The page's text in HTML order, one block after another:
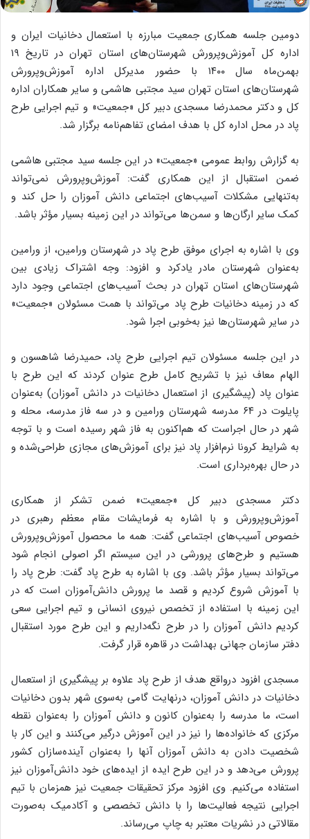
دومین جلسه همکاری‌ جمعیت مبارزه با استعمال دخانیات ایران و
اداره کل آموزش‌وپرورش شهرستان‌های استان تهران در تاریخ ۱۹
بهمن‌ماه سال ۱۴۰۰ با حضور مدیرکل اداره آموزش‌وپرورش
شهرستان‌های استان تهران سید مجتبی هاشمی و سایر همکاران اداره
کل و دکتر محمدرضا مسجدی دبیر کل «جمعیت» و تیم اجرایی طرح
پاد در محل اداره کل با هدف امضای تفاهم‌نامه برگزار شد.
به گزارش روابط عمومی «جمعیت» در این جلسه سید مجتبی هاشمی
ضمن استقبال از این همکاری گفت: آموزش‌وپرورش نمی‌تواند
به‌تنهایی مشکلات آسیب‌های اجتماعی دانش آموزان را حل کند و
کمک سایر ارگان‌ها و سمن‌ها می‌تواند در این زمینه بسیار مؤثر باشد.
وی با اشاره به اجرای موفق طرح پاد در شهرستان ورامین، از ورامین
به‌عنوان شهرستان مادر یادکرد و افزود: وجه اشتراک زیادی بین
شهرستان‌های استان تهران در بحث آسیب‌های اجتماعی وجود دارد
که در زمینه دخانیات طرح پاد می‌تواند با همت مسئولان «جمعیت»
در سایر شهرستان‌ها نیز به‌خوبی اجرا شود.
در این جلسه مسئولان تیم اجرایی طرح پاد، حمیدرضا شاهسون و
الهام معاف نیز با تشریح کامل طرح عنوان کردند که این طرح با
عنوان پاد (پیشگیری از استعمال دخانیات در دانش آموزان) به‌عنوان
پایلوت در ۶۴ مدرسه شهرستان ورامین و در سه فاز مدرسه، محله و
شهر در حال اجراست که هم‌اکنون به فاز شهر رسیده است و با توجه
به شرایط کرونا نرم‌افزار پاد نیز برای آموزش‌های مجازی طراحی‌شده و
در حال بهره‌برداری است.
دکتر مسجدی دبیر کل «جمعیت» ضمن تشکر از همکاری
آموزش‌وپرورش و با اشاره به فرمایشات مقام معظم رهبری در
خصوص آسیب‌های اجتماعی گفت: همه ما محصول آموزش‌وپرورش
هستیم و طرح‌های پرورشی در این سیستم اگر اصولی انجام شود
می‌تواند بسیار مؤثر باشد. وی با اشاره به طرح پاد گفت: طرح پاد را
با آموزش شروع کردیم و قصد ما پرورش دانش‌آموزان است که در
این زمینه با استفاده از تخصص نیروی انسانی و تیم اجرایی سعی
کردیم دانش آموزان را در طرح نگه‌داریم و این طرح مورد استقبال
دفتر سازمان جهانی بهداشت در قاهره قرار گرفت.
مسجدی افزود درواقع هدف از طرح پاد علاوه بر پیشگیری از استعمال
دخانیات در دانش آموزان، درنهایت گامی به‌سوی شهر بدون دخانیات
است، ما مدرسه را به‌عنوان کانون و دانش آموزان را به‌عنوان نقطه
مرکزی که خانواده‌ها را نیز در این آموزش درگیر می‌کنند و این کار با
شخصیت دادن به دانش آموزان آنها را به‌عنوان آینده‌سازان کشور
پرورش می‌دهد و در این طرح ایده از ایده‌های خود دانش‌آموزان نیز
استفاده می‌کنیم. وی افزود مرکز تحقیقات جمعیت نیز همزمان با تیم
اجرایی نتیجه فعالیت‌ها را با دانش تخصصی و آکادمیک به‌صورت
مقالاتی در نشریات معتبر به چاپ می‌رساند.